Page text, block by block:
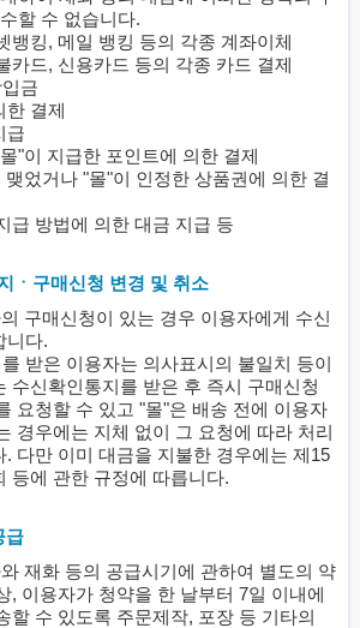
할 수 없습니다.
뱅킹, 메일 뱅킹 등의 각종 계좌이체
카드, 신용카드 등의 각종 카드 결제
금
한 결제
급
"이 지급한 포인트에 의한 결제
맺었거나 "몰"이 인정한 상품권에 의한 결
급 방법에 의한 대금 지급 등
ㆍ구매신청 변경 및 취소
구매신청이 있는 경우 이용자에게 수신
니다.
받은 이용자는 의사표시의 불일치 등이
수신확인통지를 받은 후 즉시 구매신청
요청할 수 있고 "몰"은 배송 전에 이용자
경우에는 지체 없이 그 요청에 따라 처리
. 다만 이미 대금을 지불한 경우에는 제15
등에 관한 규정에 따릅니다.
급
재화 등의 공급시기에 관하여 별도의 약
, 이용자가 청약을 한 날부터 7일 이내에
할 수 있도록 주문제작, 포장 등 기타의